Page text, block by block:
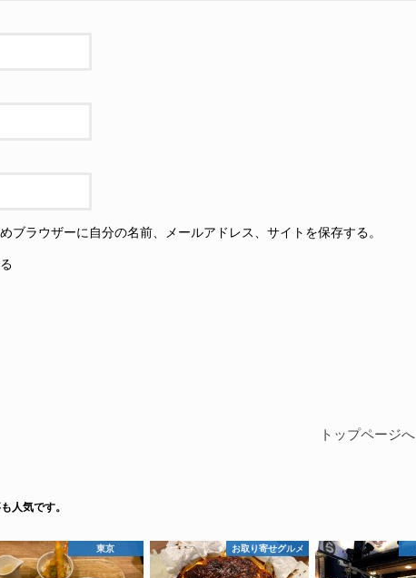
ブラウザーに自分の名前、メールアドレス、サイトを保存する。
トップページへ
人気です。
東京 お取り寄せグルメ